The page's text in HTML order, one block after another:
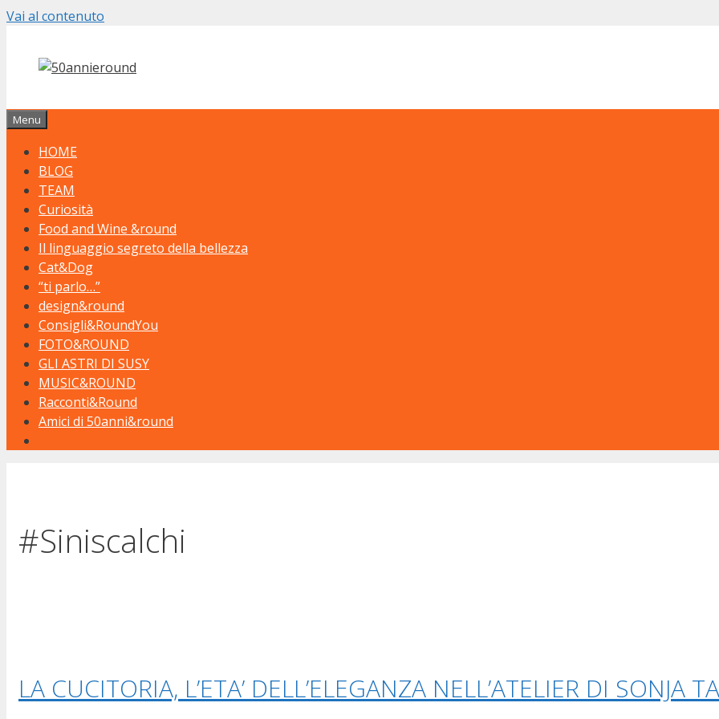
Vai al contenuto
Menu
HOME
BLOG
TEAM
Curiosità
Food and Wine &round
Il linguaggio segreto della bellezza
Cat&Dog
“ti parlo…”
design&round
Consigli&RoundYou
FOTO&ROUND
GLI ASTRI DI SUSY
MUSIC&ROUND
Racconti&Round
Amici di 50anni&round
#Siniscalchi
LA CUCITORIA, L’ETA’ DELL’ELEGANZA NELL’ATELIER DI SONJA